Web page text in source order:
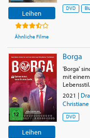
Leihen
Ähnliche Filme
DVD
Leihen
Borga
'Borga'
mit
2021 |
Christiane
DVD